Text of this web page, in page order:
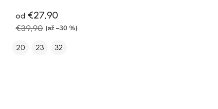
od €27,90
€39,90 (až –30 %)
20 23 32